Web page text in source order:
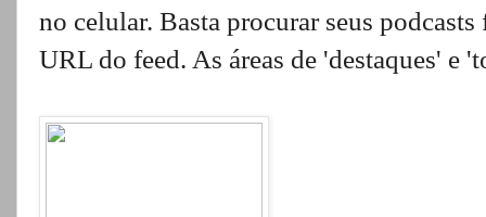
no celular. Basta procurar seus
URL do feed. As áreas de 'destaques' e